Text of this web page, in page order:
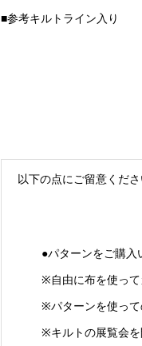
■参考キルトライン入り
以下の点にご留意くださ
●パターンをご購入
※自由に布を使って
※パターンを使って
※キルトの展覧会を